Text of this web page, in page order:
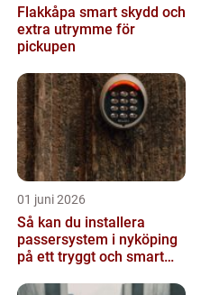
Flakkåpa smart skydd och
extra utrymme för
pickupen
01 juni 2026
Så kan du installera
passersystem i nyköping
på ett tryggt och smart